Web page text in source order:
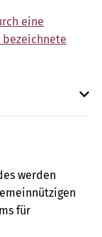
eine
bezeichnete
werden
für